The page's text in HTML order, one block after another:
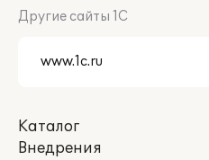
Другие сайты 1С
Каталог
Внедрения